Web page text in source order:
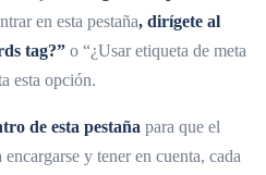
en esta pestaña, dirígete al
tag?” o “¿Usar etiqueta de meta
esta opción.
de esta pestaña para que el
y tener en cuenta, cada